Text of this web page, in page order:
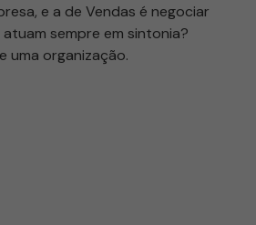
e a de Vendas é negociar
sempre em sintonia?
uma organização.